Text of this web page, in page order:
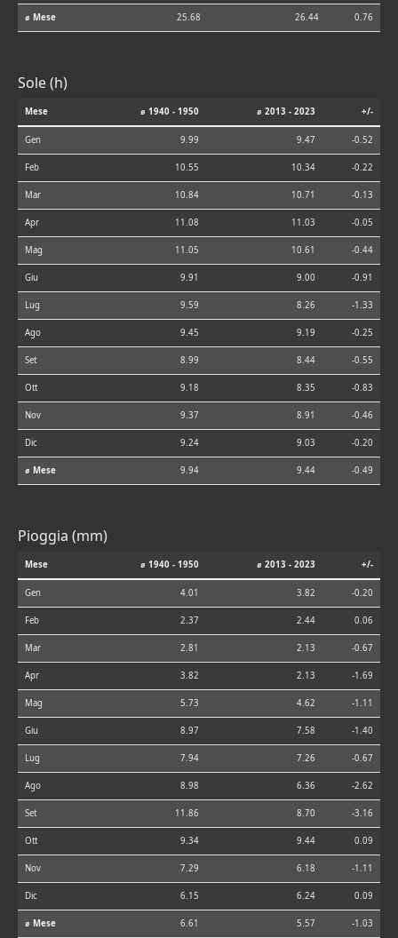
⌀ Mese 25.68 26.44 0.76
Sole (h)
Mese ⌀ 1940 - 1950 ⌀ 2013 - 2023 +/-
Gen 9.99 9.47 -0.52
Feb 10.55 10.34 -0.22
Mar 10.84 10.71 -0.13
Apr 11.08 11.03 -0.05
Mag 11.05 10.61 -0.44
Giu 9.91 9.00 -0.91
Lug 9.59 8.26 -1.33
Ago 9.45 9.19 -0.25
Set 8.99 8.44 -0.55
Ott 9.18 8.35 -0.83
Nov 9.37 8.91 -0.46
Dic 9.24 9.03 -0.20
⌀ Mese 9.94 9.44 -0.49
Pioggia (mm)
Mese ⌀ 1940 - 1950 ⌀ 2013 - 2023 +/-
Gen 4.01 3.82 -0.20
Feb 2.37 2.44 0.06
Mar 2.81 2.13 -0.67
Apr 3.82 2.13 -1.69
Mag 5.73 4.62 -1.11
Giu 8.97 7.58 -1.40
Lug 7.94 7.26 -0.67
Ago 8.98 6.36 -2.62
Set 11.86 8.70 -3.16
Ott 9.34 9.44 0.09
Nov 7.29 6.18 -1.11
Dic 6.15 6.24 0.09
⌀ Mese 6.61 5.57 -1.03